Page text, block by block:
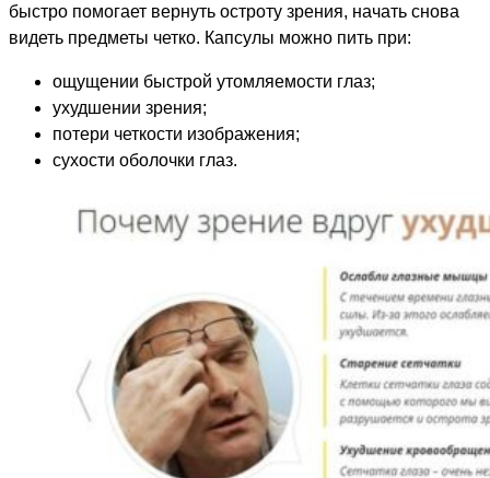
быстро помогает вернуть остроту зрения, начать снова
видеть предметы четко. Капсулы можно пить при:
ощущении быстрой утомляемости глаз;
ухудшении зрения;
потери четкости изображения;
сухости оболочки глаз.